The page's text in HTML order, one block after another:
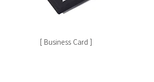
[ Business Card ]